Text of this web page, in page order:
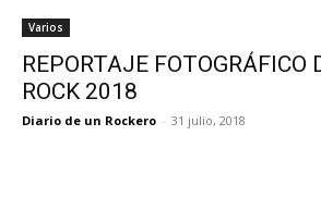
Varios
REPORTAJE FOTOGRÁFICO
ROCK 2018
Diario de un Rockero - 31 julio, 2018